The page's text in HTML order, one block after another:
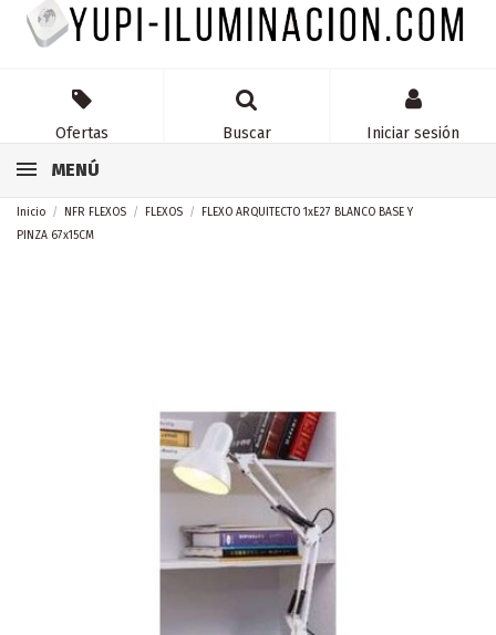
Ofertas Buscar Iniciar sesión
MENÚ
Inicio NFR FLEXOS FLEXOS
FLEXO ARQUITECTO 1xE27 BLANCO BASE Y
PINZA 67x15CM